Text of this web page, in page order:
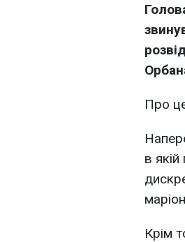
Про
в
Крім